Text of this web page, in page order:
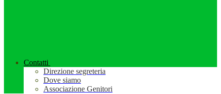
Contatti
Direzione segreteria
Dove siamo
Associazione Genitori